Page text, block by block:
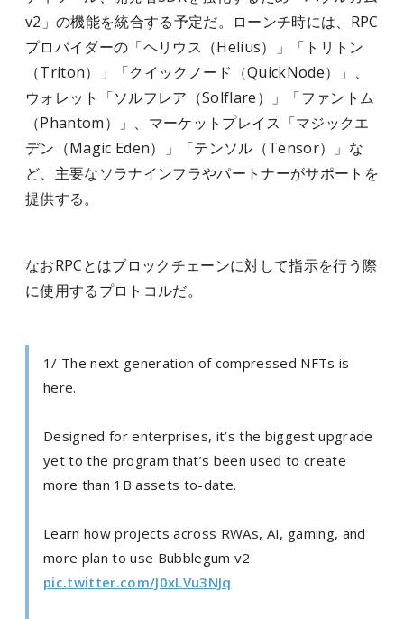
v2」の機能を統合する予定だ。ローンチ時には、RPC
プロバイダーの「ヘリウス（Helius）」「トリトン
（Triton）」「クイックノード（QuickNode）」、
ウォレット「ソルフレア（Solflare）」「ファントム
（Phantom）」、マーケットプレイス「マジックエ
デン（Magic Eden）」「テンソル（Tensor）」な
ど、主要なソラナインフラやパートナーがサポートを
提供する。
なおRPCとはブロックチェーンに対して指示を行う際
に使用するプロトコルだ。
1/ The next generation of compressed NFTs is
here.
Designed for enterprises, it’s the biggest upgrade
yet to the program that’s been used to create
more than 1B assets to-date.
Learn how projects across RWAs, AI, gaming, and
more plan to use Bubblegum v2
pic.twitter.com/J0xLVu3NJq